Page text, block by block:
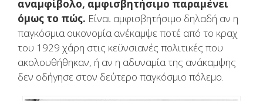
αναμφίβολο, αμφισβητήσιμο παραμένει
όμως το πώς. Είναι αμφισβητήσιμο δηλαδή αν η
παγκόσμια οικονομία ανέκαμψε ποτέ από το κραχ
του 1929 χάρη στις κεϋνσιανές πολιτικές που
ακολουθήθηκαν, ή αν η αδυναμία της ανάκαμψης
δεν οδήγησε στον δεύτερο παγκόσμιο πόλεμο.